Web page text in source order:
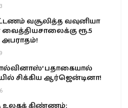
வசூலித்த வவுனியா
வைத்தியசாலைக்கு ரூ.5
பதாகையால்
சிக்கிய ஆர்ஜென்டினா!